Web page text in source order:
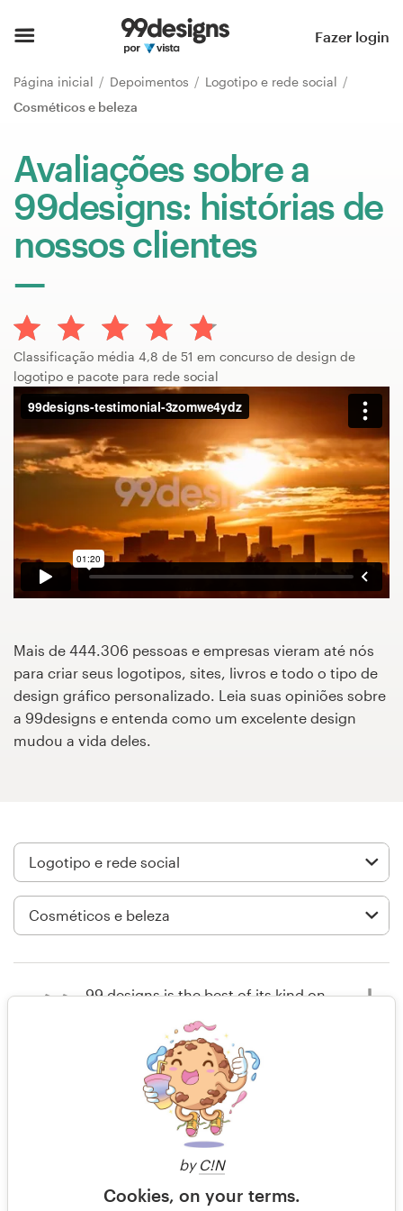
by C!N
Cookies, on your terms.
Fazer login
Página inicial Depoimentos
Logotipo e rede social
Cosméticos e beleza
Avaliações sobre a
99designs: histórias de
nossos clientes
Classificação média 4,8 de 51 em concurso de design de
logotipo e pacote para rede social
Mais de 444.306 pessoas e empresas vieram até nós
para criar seus logotipos, sites, livros e todo o tipo de
design gráfico personalizado. Leia suas opiniões sobre
a 99designs e entenda como um excelente design
mudou a vida deles.
Visualizar seu concurso de logotipo
99 designs is the best of its kind on
designers willing to work at
reasonable rates and the contests
are structured perfectly.
Página inicial
Pesquisar categorias
Encontre um designer
Inspiração
99designs Pro
Serviços
de
design
Concursos de designs
Projetos 1-para-1
Encontre um designer
Veja inspirações
99designs Pro
Quero
Cartão de visita
Design de site
Manual de identidade da marca
Central de Ajuda